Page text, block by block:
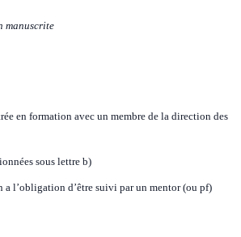
manuscrite
en formation avec un membre de la direction des
sous lettre b)
a l’obligation d’être suivi par un mentor (ou pf)